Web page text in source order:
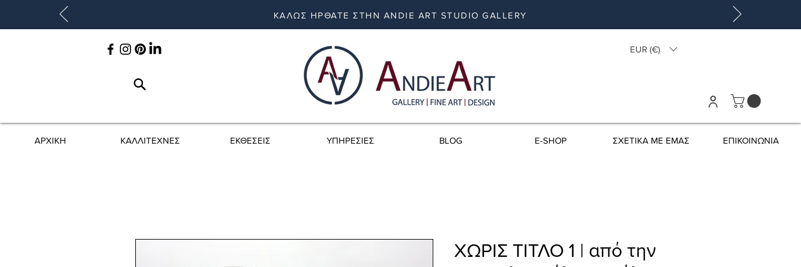
ΚΑΛΩΣ ΗΡΘΑΤΕ ΣΤΗΝ ANDIE ART STUDIO GALLERY
EUR (€)
ΑΡΧΙΚΗ ΚΑΛΛΙΤΕΧΝΕΣ ΕΚΘΕΣΕΙΣ ΥΠΗΡΕΣΙΕΣ BLOG E-SHOP ΣΧΕΤΙΚΑ ΜΕ ΕΜΑΣ ΕΠΙΚΟΙΝΩΝΙΑ
ΧΩΡΙΣ ΤΙΤΛΟ 1 | από την